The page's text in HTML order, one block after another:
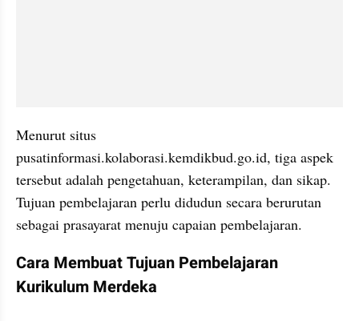
Menurut situs
pusatinformasi.kolaborasi.kemdikbud.go.id, tiga aspek
tersebut adalah pengetahuan, keterampilan, dan sikap.
Tujuan pembelajaran perlu didudun secara berurutan
sebagai prasayarat menuju capaian pembelajaran.
Cara Membuat Tujuan Pembelajaran
Kurikulum Merdeka